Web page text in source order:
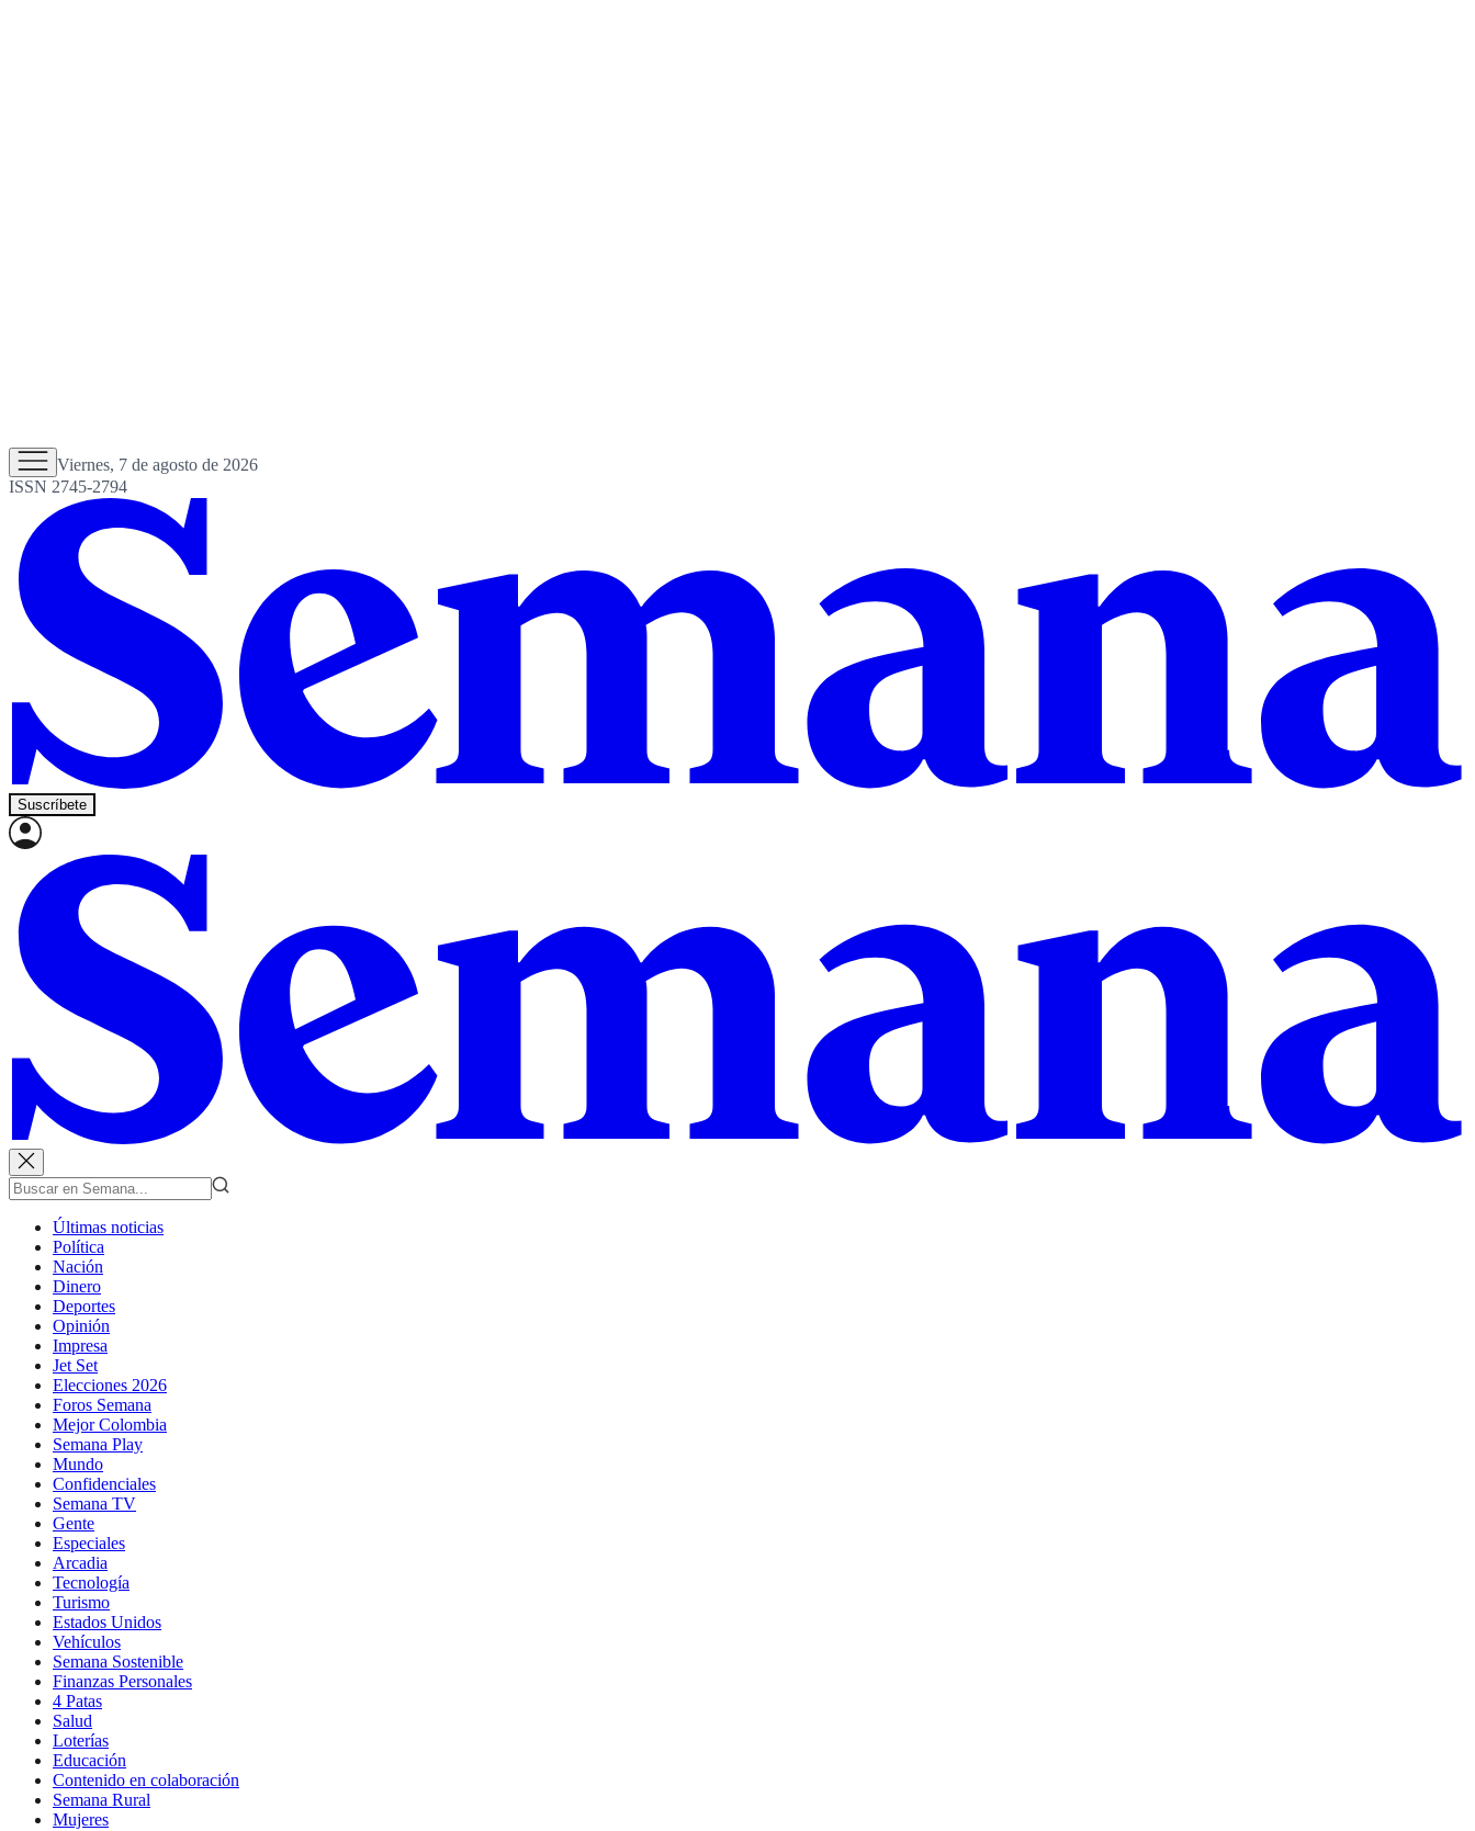
Viernes, 7 de agosto de 2026
ISSN 2745-2794
Suscríbete
Últimas noticias
Política
Nación
Dinero
Deportes
Opinión
Impresa
Jet Set
Elecciones 2026
Foros Semana
Mejor Colombia
Semana Play
Mundo
Confidenciales
Semana TV
Gente
Especiales
Arcadia
Tecnología
Turismo
Estados Unidos
Vehículos
Semana Sostenible
Finanzas Personales
4 Patas
Salud
Loterías
Educación
Contenido en colaboración
Semana Rural
Mujeres